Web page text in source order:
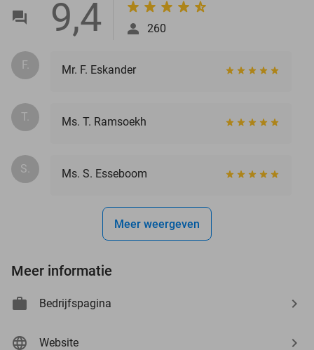
9,4 260
F. Mr. F. Eskander
T. Ms. T. Ramsoekh
S. Ms. S. Esseboom
Meer weergeven
Meer informatie
Bedrijfspagina
Website